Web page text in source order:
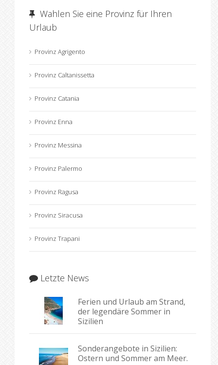
Wahlen Sie eine Provinz für Ihren
Urlaub
Provinz Agrigento
Provinz Caltanissetta
Provinz Catania
Provinz Enna
Provinz Messina
Provinz Palermo
Provinz Ragusa
Provinz Siracusa
Provinz Trapani
Letzte News
Ferien und Urlaub am Strand,
der legendäre Sommer in
Sizilien
Sonderangebote in Sizilien:
Ostern und Sommer am Meer.